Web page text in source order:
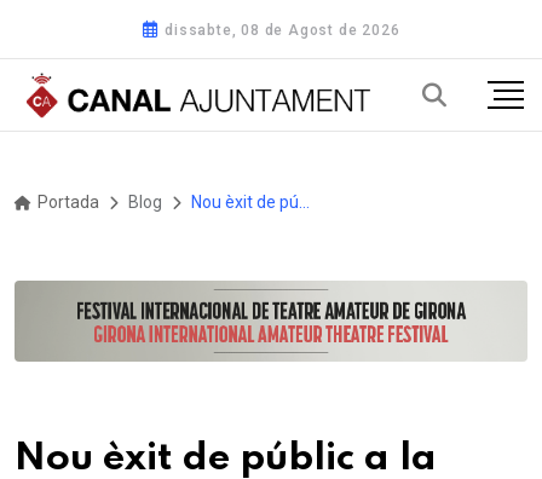
dissabte, 08 de Agost de 2026
Portada Blog
Nou èxit de públic a la